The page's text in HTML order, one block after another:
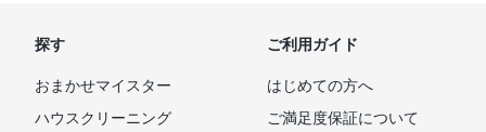
探す
おまかせマイスター
ハウスクリーニング
ご利用ガイド
はじめての方へ
ご満足度保証について